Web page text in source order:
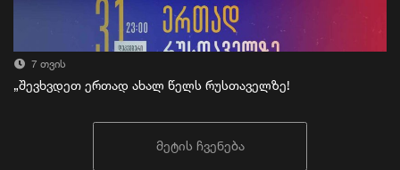
7 თვის
„შევხვდეთ ერთად ახალ წელს რუსთაველზე!
მეტის ჩვენება